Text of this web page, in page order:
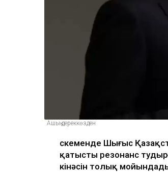
Ашық дереккөзден
Өскеменде Шығыс
қатысты резонанс
кінәсін толық